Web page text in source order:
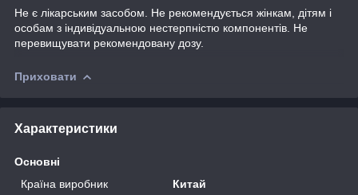
Не є лікарським засобом. Не рекомендується жінкам, дітям і
особам з індивідуальною нестерпністю компонентів. Не
перевищувати рекомендовану дозу.
Приховати
Характеристики
Основні
Країна виробник
Китай